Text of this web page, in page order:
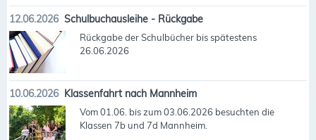
12.06.2026 Schulbuchausleihe - Rückgabe
Rückgabe der Schulbücher bis spätestens
26.06.2026
10.06.2026 Klassenfahrt nach Mannheim
Vom 01.06. bis zum 03.06.2026 besuchten die
Klassen 7b und 7d Mannheim.